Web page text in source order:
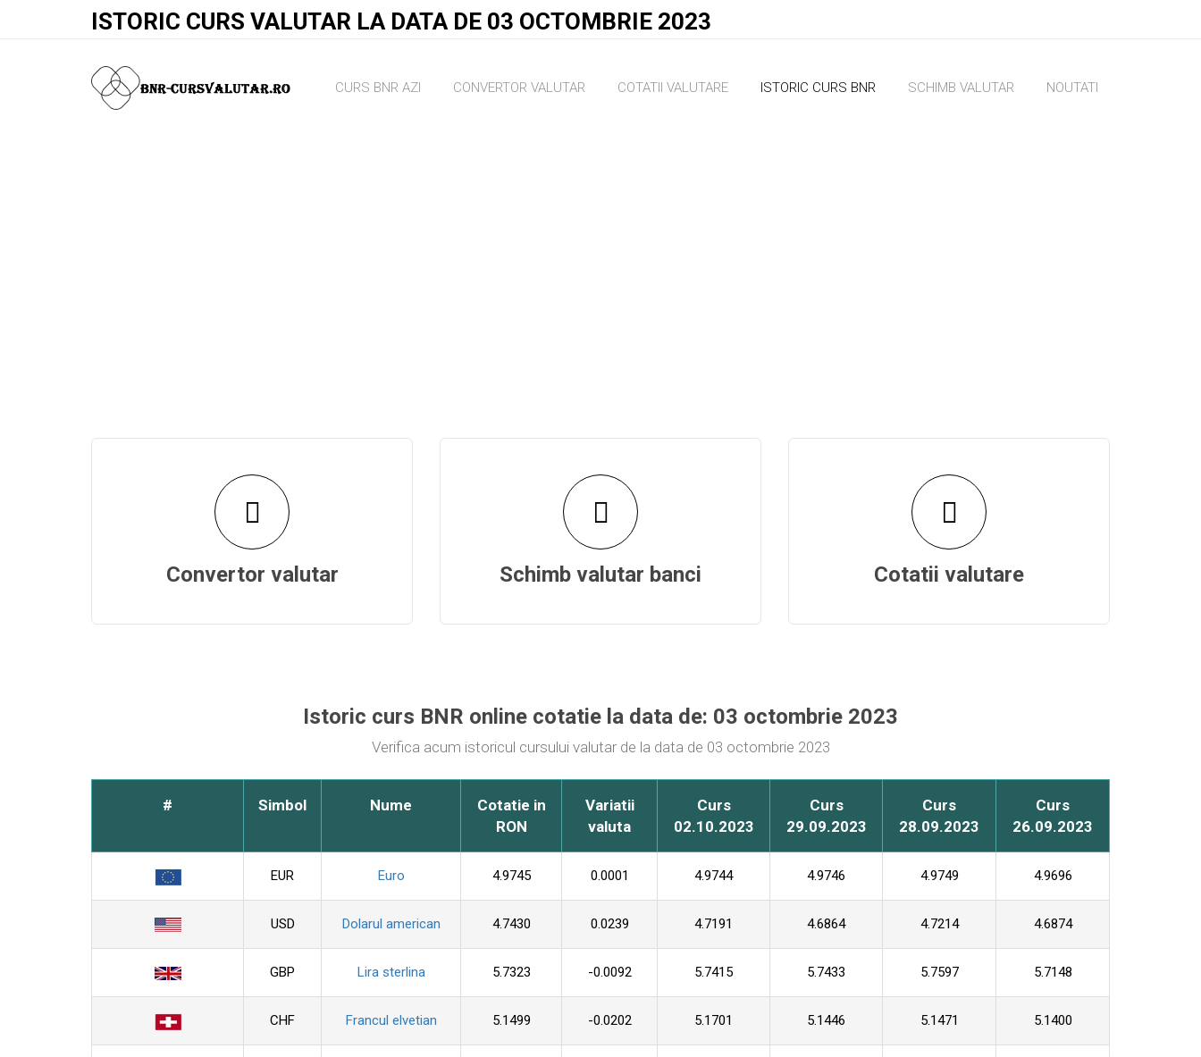
ISTORIC CURS VALUTAR LA DATA DE 03 OCTOMBRIE 2023
CURS BNR AZI CONVERTOR VALUTAR COTATII VALUTARE ISTORIC CURS BNR SCHIMB VALUTAR NOUTATI
Convertor valutar Schimb valutar banci Cotatii valutare
Istoric curs BNR online cotatie la data de: 03 octombrie 2023
Verifica acum istoricul cursului valutar de la data de 03 octombrie 2023
# Simbol Nume
Cotatie in
RON
Variatii
valuta
Curs
02.10.2023
Curs
29.09.2023
Curs
28.09.2023
Curs
26.09.2023
EUR Euro 4.9745 0.0001 4.9744 4.9746 4.9749 4.9696
USD Dolarul american 4.7430 0.0239 4.7191 4.6864 4.7214 4.6874
GBP Lira sterlina 5.7323 -0.0092 5.7415 5.7433 5.7597 5.7148
CHF Francul elvetian 5.1499 -0.0202 5.1701 5.1446 5.1471 5.1400